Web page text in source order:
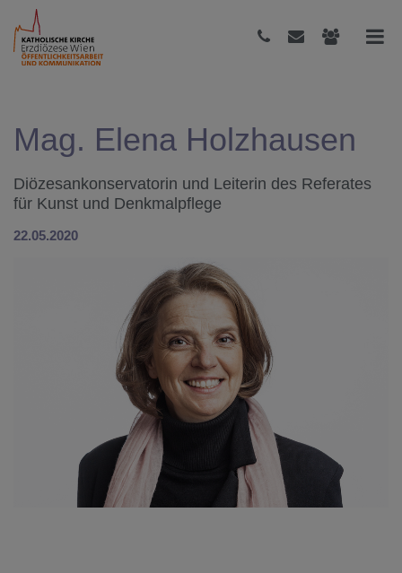
Mag. Elena Holzhausen
Diözesankonservatorin und Leiterin des Referates
für Kunst und Denkmalpflege
22.05.2020